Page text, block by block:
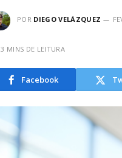
POR DIEGO VELÁZQUEZ
3 MINS DE LEITURA
Facebook